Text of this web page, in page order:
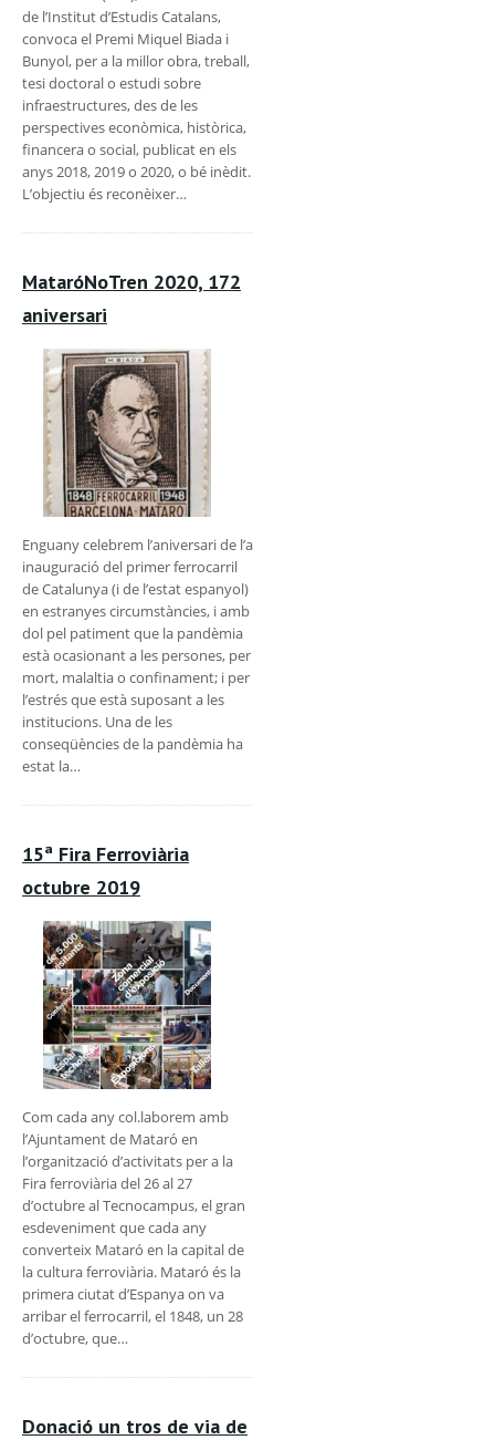
de l’Institut d’Estudis Catalans,
convoca el Premi Miquel Biada i
Bunyol, per a la millor obra, treball,
tesi doctoral o estudi sobre
infraestructures, des de les
perspectives econòmica, històrica,
financera o social, publicat en els
anys 2018, 2019 o 2020, o bé inèdit.
L’objectiu és reconèixer…
MataróNoTren 2020, 172
aniversari
Enguany celebrem l’aniversari de l’a
inauguració del primer ferrocarril
de Catalunya (i de l’estat espanyol)
en estranyes circumstàncies, i amb
dol pel patiment que la pandèmia
està ocasionant a les persones, per
mort, malaltia o confinament; i per
l’estrés que està suposant a les
institucions. Una de les
conseqüències de la pandèmia ha
estat la…
15ª Fira Ferroviària
octubre 2019
Com cada any col.laborem amb
l’Ajuntament de Mataró en
l’organització d’activitats per a la
Fira ferroviària del 26 al 27
d’octubre al Tecnocampus, el gran
esdeveniment que cada any
converteix Mataró en la capital de
la cultura ferroviària. Mataró és la
primera ciutat d’Espanya on va
arribar el ferrocarril, el 1848, un 28
d’octubre, que…
Donació un tros de via de